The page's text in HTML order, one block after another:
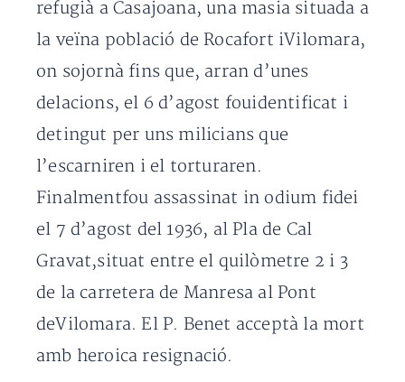
refugià a Casajoana, una masia situada a
la veïna població de Rocafort iVilomara,
on sojornà fins que, arran d’unes
delacions, el 6 d’agost fouidentificat i
detingut per uns milicians que
l’escarniren i el torturaren.
Finalmentfou assassinat in odium fidei
el 7 d’agost del 1936, al Pla de Cal
Gravat,situat entre el quilòmetre 2 i 3
de la carretera de Manresa al Pont
deVilomara. El P. Benet acceptà la mort
amb heroica resignació.